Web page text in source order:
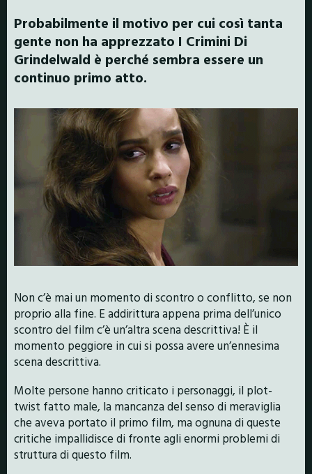
Probabilmente il motivo per cui così tanta
gente non ha apprezzato I Crimini Di
Grindelwald è perché sembra essere un
continuo primo atto.
Non c’è mai un momento di scontro o conflitto, se non
proprio alla fine. E addirittura appena prima dell’unico
scontro del film c’è un’altra scena descrittiva! È il
momento peggiore in cui si possa avere un’ennesima
scena descrittiva.
Molte persone hanno criticato i personaggi, il plot-
twist fatto male, la mancanza del senso di meraviglia
che aveva portato il primo film, ma ognuna di queste
critiche impallidisce di fronte agli enormi problemi di
struttura di questo film.